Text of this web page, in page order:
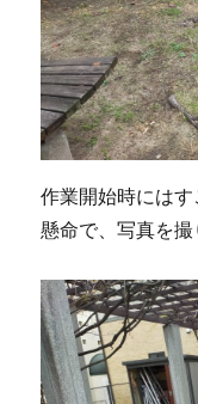
作業開始時には
懸命で、写真を